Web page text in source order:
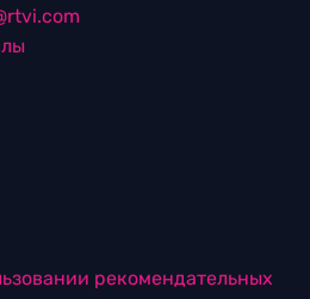
рекомендательных